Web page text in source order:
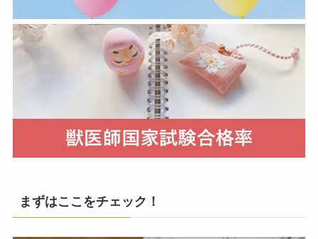
まずはここをチェック！